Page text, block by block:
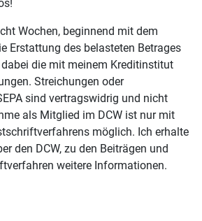
Wochen, beginnend mit dem
Erstattung des belasteten Betrages
die mit meinem Kreditinstitut
Streichungen oder
sind vertragswidrig und nicht
als Mitglied im DCW ist nur mit
möglich. Ich erhalte
den DCW, zu den Beiträgen und
weitere Informationen.